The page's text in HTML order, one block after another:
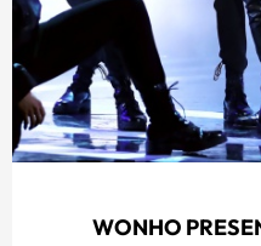
WONHO